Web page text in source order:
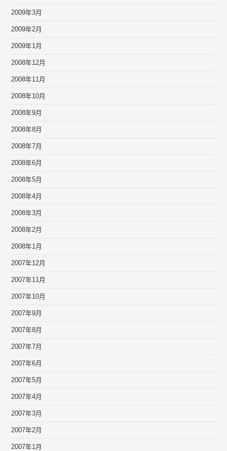
2009年3月
2009年2月
2009年1月
2008年12月
2008年11月
2008年10月
2008年9月
2008年8月
2008年7月
2008年6月
2008年5月
2008年4月
2008年3月
2008年2月
2008年1月
2007年12月
2007年11月
2007年10月
2007年9月
2007年8月
2007年7月
2007年6月
2007年5月
2007年4月
2007年3月
2007年2月
2007年1月